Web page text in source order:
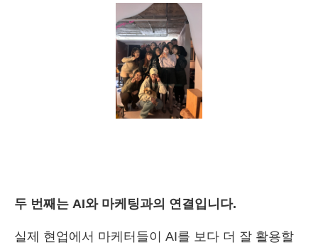
두 번째는 AI와 마케팅과의 연결입니다.
실제 현업에서 마케터들이 AI를 보다 더 잘 활용할